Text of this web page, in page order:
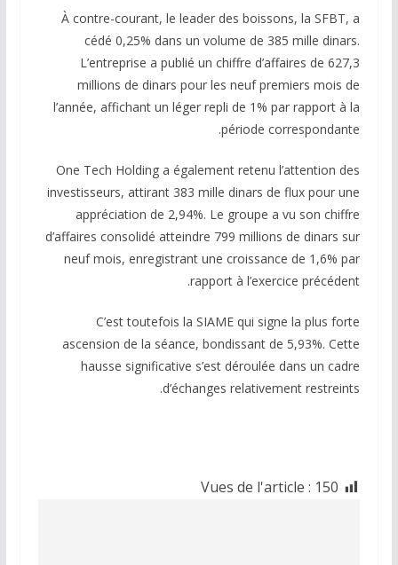
À contre-courant, le leader des boissons, la SFBT, a
cédé 0,25% dans un volume de 385 mille dinars.
L’entreprise a publié un chiffre d’affaires de 627,3
millions de dinars pour les neuf premiers mois de
l’année, affichant un léger repli de 1% par rapport à la
période correspondante.
One Tech Holding a également retenu l’attention des
investisseurs, attirant 383 mille dinars de flux pour une
appréciation de 2,94%. Le groupe a vu son chiffre
d’affaires consolidé atteindre 799 millions de dinars sur
neuf mois, enregistrant une croissance de 1,6% par
rapport à l’exercice précédent.
C’est toutefois la SIAME qui signe la plus forte
ascension de la séance, bondissant de 5,93%. Cette
hausse significative s’est déroulée dans un cadre
d’échanges relativement restreints.
Vues de l'article : 150